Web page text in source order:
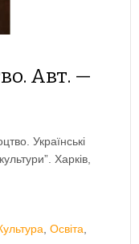
Авт. —
Українські
Харків,
Освіта